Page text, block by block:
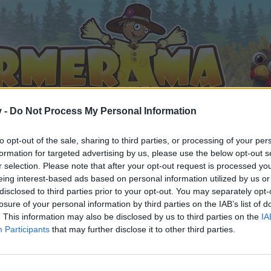
- Do Not Process My Personal Information
opt-out of the sale, sharing to third parties, or processing of your
for targeted advertising by us, please use the below opt-out
selection. Please note that after your opt-out request is processed
interest-based ads based on personal information utilized by us
to third parties prior to your opt-out. You may separately
of your personal information by third parties on the IAB’s list of
This information may also be disclosed by us to third parties on the
Participants that may further disclose it to other third parties.
aller Zeiten :-) 11
gefällt
teilnehmen oder eigene Themen starten möchtest,